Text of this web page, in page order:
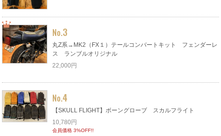
No.3
丸Z系→MK2（FX１）テールコンバートキット フェンダーレ
ス ランブルオリジナル
22,000円
No.4
【SKULL FLIGHT】ボーングローブ スカルフライト
10,780円
会員価格 3%OFF!!